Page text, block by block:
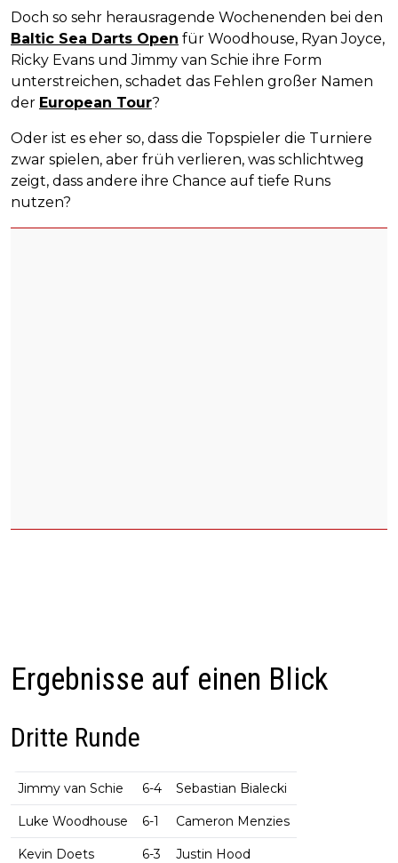
Doch so sehr herausragende Wochenenden bei den
Baltic Sea Darts Open für Woodhouse, Ryan Joyce,
Ricky Evans und Jimmy van Schie ihre Form
unterstreichen, schadet das Fehlen großer Namen
der European Tour?
Oder ist es eher so, dass die Topspieler die Turniere
zwar spielen, aber früh verlieren, was schlichtweg
zeigt, dass andere ihre Chance auf tiefe Runs
nutzen?
Ergebnisse auf einen Blick
Dritte Runde
Jimmy van Schie 6-4 Sebastian Bialecki
Luke Woodhouse 6-1 Cameron Menzies
Kevin Doets 6-3 Justin Hood